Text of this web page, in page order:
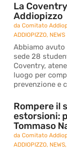
La
Addiopizzo
daComitato
ADDIOPIZZO, NEWS
Abbiamo
sede 28
Coventry,
luogo per
prevenzione e
Rompere il
estorsioni:
Tommaso
daComitato
ADDIOPIZZO, NEWS